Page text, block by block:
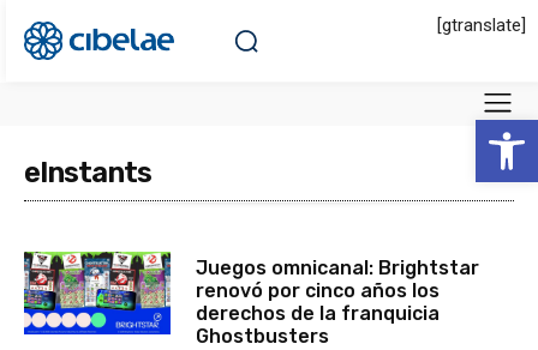
Abrir
[gtranslate]
eInstants
Juegos omnicanal: Brightstar
renovó por cinco años los
derechos de la franquicia
Ghostbusters